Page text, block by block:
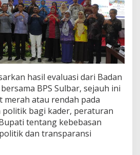
hasil evaluasi dari Badan
BPS Sulbar, sejauh ini
atau rendah pada
bagi kader, peraturan
tentang kebebasan
dan transparansi